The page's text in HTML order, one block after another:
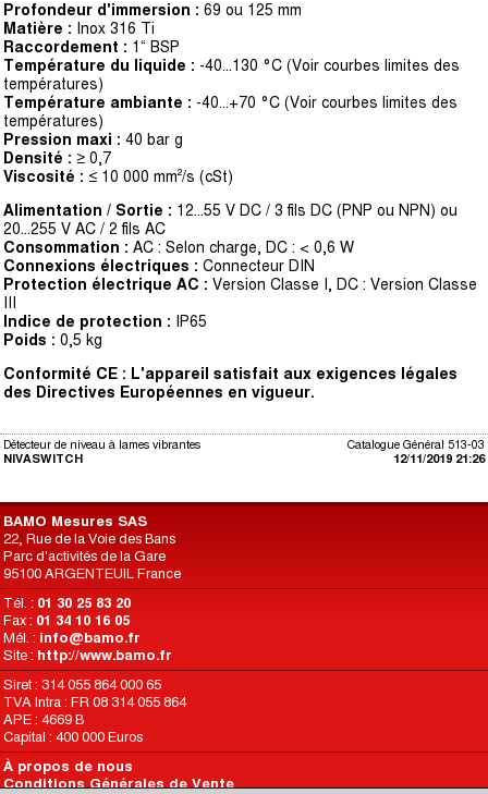
Profondeur d'immersion : 69 ou 125 mm
Matière : Inox 316 Ti
Raccordement : 1“ BSP
Température du liquide : -40…130 °C (Voir courbes limites des
températures)
Température ambiante : -40...+70 °C (Voir courbes limites des
températures)
Pression maxi : 40 bar g
Densité : ≥ 0,7
Viscosité : ≤ 10 000 mm²/s (cSt)
Alimentation / Sortie : 12...55 V DC / 3 fils DC (PNP ou NPN) ou
20...255 V AC / 2 fils AC
Consommation : AC : Selon charge, DC : < 0,6 W
Connexions électriques : Connecteur DIN
Protection électrique AC : Version Classe I, DC : Version Classe
Indice de protection : IP65
Poids : 0,5 kg
Conformité CE : L'appareil satisfait aux exigences légales
des Directives Européennes en vigueur.
Catalogue Général 513-03
12/11/2019 21:26
Détecteur de niveau à lames vibrantes
NIVASWITCH
BAMO Mesures SAS
22, Rue de la Voie des Bans
Parc d'activités de la Gare
95100 ARGENTEUIL France
Tél. : 01 30 25 83 20
Fax : 01 34 10 16 05
Mél. : info@bamo.fr
Site : http://www.bamo.fr
Siret : 314 055 864 000 65
TVA Intra : FR 08 314 055 864
APE : 4669 B
Capital : 400 000 Euros
À propos de nous
Conditions Générales de Vente